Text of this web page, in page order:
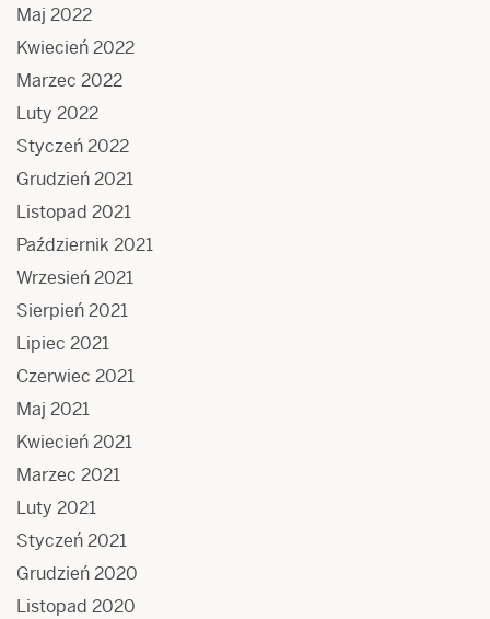
Maj 2022
Kwiecień 2022
Marzec 2022
Luty 2022
Styczeń 2022
Grudzień 2021
Listopad 2021
Październik 2021
Wrzesień 2021
Sierpień 2021
Lipiec 2021
Czerwiec 2021
Maj 2021
Kwiecień 2021
Marzec 2021
Luty 2021
Styczeń 2021
Grudzień 2020
Listopad 2020